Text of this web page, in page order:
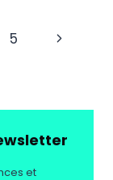
5
Page
et